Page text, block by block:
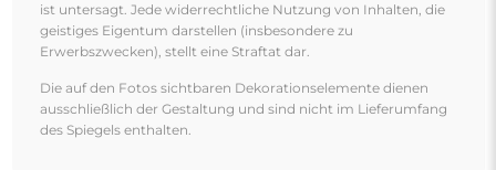
ist untersagt. Jede widerrechtliche Nutzung von Inhalten, die
geistiges Eigentum darstellen (insbesondere zu
Erwerbszwecken), stellt eine Straftat dar.
Die auf den Fotos sichtbaren Dekorationselemente dienen
ausschließlich der Gestaltung und sind nicht im Lieferumfang
des Spiegels enthalten.